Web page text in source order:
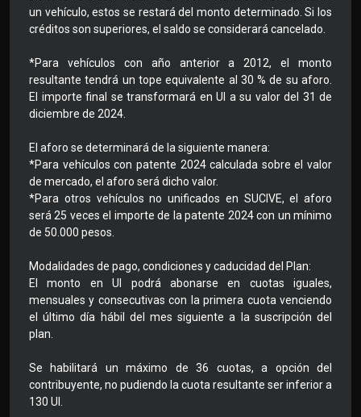
un vehículo, estos se restará del monto determinado. Si los
créditos son superiores, el saldo se considerará cancelado.
*Para vehículos con año anterior a 2012, el monto
resultante tendrá un tope equivalente al 30 % de su aforo.
El importe final se transformará en UI a su valor del 31 de
diciembre de 2024.
El aforo se determinará de la siguiente manera:
*Para vehículos con patente 2024 calculada sobre el valor
de mercado, el aforo será dicho valor.
*Para otros vehículos no unificados en SUCIVE, el aforo
será 25 veces el importe de la patente 2024 con un mínimo
de 50.000 pesos.
Modalidades de pago, condiciones y caducidad del Plan:
El monto en UI podrá abonarse en cuotas iguales,
mensuales y consecutivas con la primera cuota venciendo
el último día hábil del mes siguiente a la suscripción del
plan.
Se habilitará un máximo de 36 cuotas, a opción del
contribuyente, no pudiendo la cuota resultante ser inferior a
130 UI.